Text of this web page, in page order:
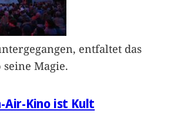
entfaltet das
Magie.
Air-Kino ist Kult